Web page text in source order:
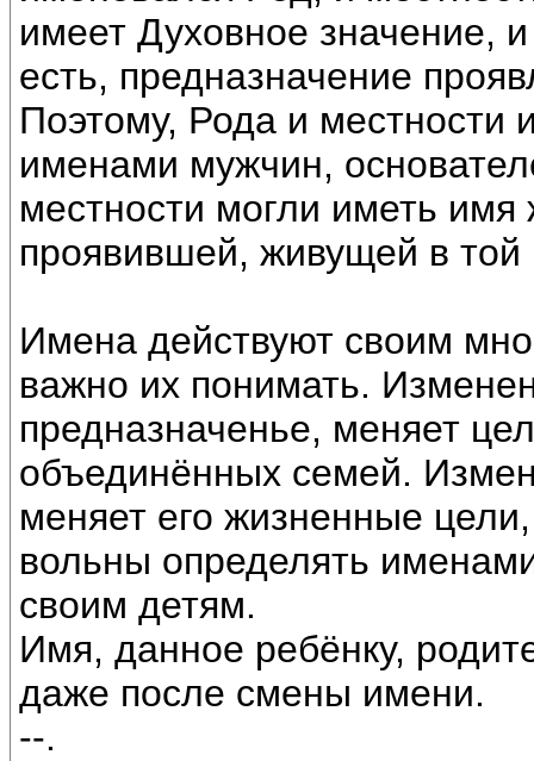
имеет Духовное значение,
есть, предназначение
Поэтому, Рода и местности
именами мужчин,
местности могли иметь
проявившей, живущей в той
Имена действуют своим
важно их понимать.
предназначенье, меняет
объединённых семей.
меняет его жизненные
вольны определять
своим детям.
Имя, данное ребёнку,
даже после смены имени.
--.